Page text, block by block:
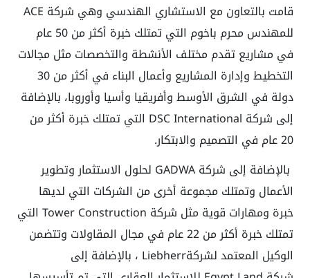
قامت بالتعاون مع الاستشاري الهندسي وهي شركة ACE
للمهندس محرم باخوم التي تمتلك خبرة أكثر من 50 عام
في مشاريع تقدم مختلف الأنشطة والتخصصات مثل مجالات
التخطيط وإدارة المشاريع وأعمال البناء في أكثر من 30
دولة في الشرق الأوسط وأفريقيا وأسيا وأوروبا، بالإضافة
إلى شركة DSC International التي تمتلك خبرة أكثر من
20 عام في التصميم والابتكار.
بالإضافة إلى شركة GADWA لحلول الاستثمار وتطوير
الأعمال وتمتلك مجموعة أخرى من الشركات التي لديها
خبرة ومهارات قوية مثل شركة Tower Construction التي
تمتلك خبرة أكثر من 22 عام في مجال المقاولات وتتضمن
الوكيل المعتمد لشركةLiebherr ، بالإضافة إلى